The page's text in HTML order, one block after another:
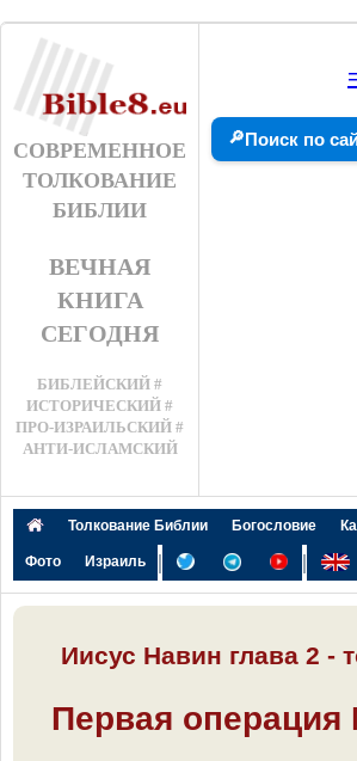
СОВРЕМЕННОЕ
ТОЛКОВАНИЕ
БИБЛИИ
ВЕЧНАЯ
КНИГА
СЕГОДНЯ
БИБЛЕЙСКИЙ #
ИСТОРИЧЕСКИЙ #
ПРО-ИЗРАИЛЬСКИЙ #
АНТИ-ИСЛАМСКИЙ
🔎Поиск по
Толкование Библии Богословие
Фото Израиль | |
Иисус Навин глава 2 -
Первая операция